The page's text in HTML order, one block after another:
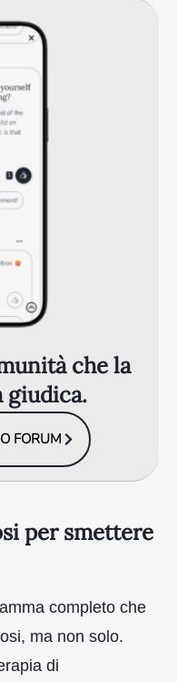
che la
giudica.
FORUM
per smettere
completo che
ma non solo.
di